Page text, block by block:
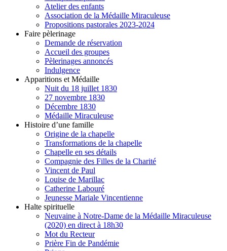
Atelier des enfants
Association de la Médaille Miraculeuse
Propositions pastorales 2023-2024
Faire pèlerinage
Demande de réservation
Accueil des groupes
Pèlerinages annoncés
Indulgence
Apparitions et Médaille
Nuit du 18 juillet 1830
27 novembre 1830
Décembre 1830
Médaille Miraculeuse
Histoire d’une famille
Origine de la chapelle
Transformations de la chapelle
Chapelle en ses détails
Compagnie des Filles de la Charité
Vincent de Paul
Louise de Marillac
Catherine Labouré
Jeunesse Mariale Vincentienne
Halte spirituelle
Neuvaine à Notre-Dame de la Médaille Miraculeuse
(2020) en direct à 18h30
Mot du Recteur
Prière Fin de Pandémie